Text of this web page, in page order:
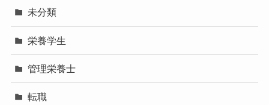
未分類
栄養学生
管理栄養士
転職